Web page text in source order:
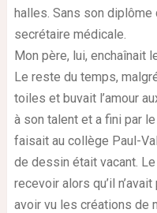
halles. Sans son
secrétaire médicale.
Mon père, lui, enchaînait
Le reste du temps,
toiles et buvait l’amour
à son talent et a fini par
faisait au collège Paul-
de dessin était vacant.
recevoir alors qu’il
avoir vu les créations de